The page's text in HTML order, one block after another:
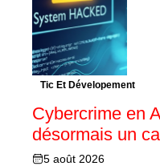
Tic Et Dévelopement
Cybercrime en
désormais un
5 août 2026